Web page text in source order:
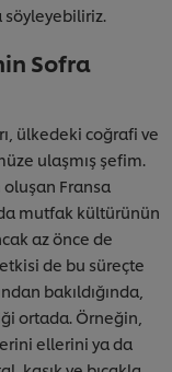
Sofra
ülkedeki coğrafi ve
ulaşmış şefim.
oluşan Fransa
mutfak kültürünün
az önce de
de bu süreçte
bakıldığında,
ortada. Örneğin,
ellerini ya da